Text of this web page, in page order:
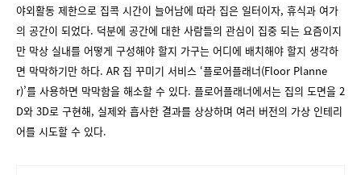
야외활동 제한으로 집콕 시간이 늘어남에 따라 집은 일터이자, 휴식과 여가
의 공간이 되었다. 덕분에 공간에 대한 사람들의 관심이 집중 되는 요즘이지
만 막상 실내를 어떻게 구성해야 할지 가구는 어디에 배치해야 할지 생각하
면 막막하기만 하다. AR 집 꾸미기 서비스 ‘플로어플래너(Floor Planne
r)’를 사용하면 막막함을 해소할 수 있다. 플로어플래너에서는 집의 도면을 2
D와 3D로 구현해, 실제와 흡사한 결과를 상상하며 여러 버전의 가상 인테리
어를 시도할 수 있다.